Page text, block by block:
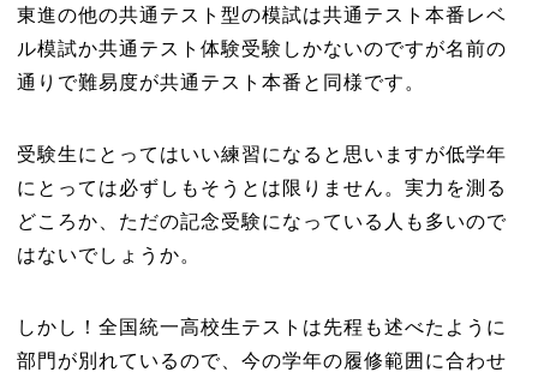
東進の他の共通テスト型の模試は共通テスト本番レベ
ル模試か共通テスト体験受験しかないのですが名前の
通りで難易度が共通テスト本番と同様です。
受験生にとってはいい練習になると思いますが低学年
にとっては必ずしもそうとは限りません。実力を測る
どころか、ただの記念受験になっている人も多いので
はないでしょうか。
しかし！全国統一高校生テストは先程も述べたように
部門が別れているので、今の学年の履修範囲に合わせ